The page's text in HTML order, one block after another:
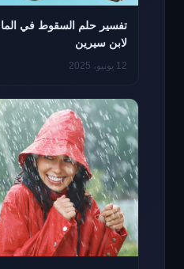
تفسير حلم السقوط في
لابن سيرين
12 يونيو، 2025